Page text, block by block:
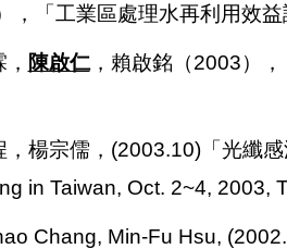
，「工業區處理水再利用效
陳啟仁，賴啟銘（2003）
，楊宗儒，(2003.10)「光纖
in Taiwan, Oct. 2~4, 2003,
Chang, Min-Fu Hsu,